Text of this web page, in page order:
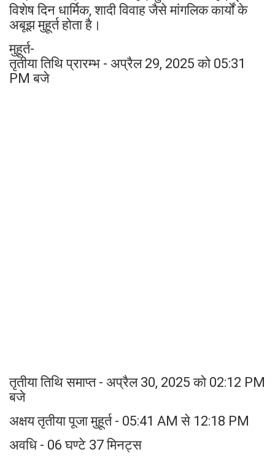
विशेष दिन धार्मिक, शादी विवाह जैसे मांगलिक कार्यों के
अबूझ मुहूर्त होता है।
मुहूर्त-
तृतीया तिथि प्रारम्भ - अप्रैल 29, 2025 को 05:31
PM बजे
तृतीया तिथि समाप्त - अप्रैल 30, 2025 को 02:12 PM
बजे
अक्षय तृतीया पूजा मुहूर्त - 05:41 AM से 12:18 PM
अवधि - 06 घण्टे 37 मिनट्स